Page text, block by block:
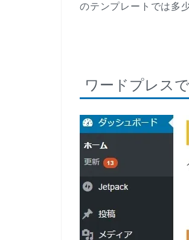
のテンプレートでは多
ワードプレス